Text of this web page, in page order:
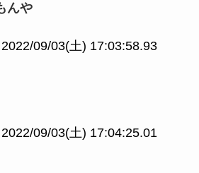
んや
2022/09/03(土) 17:03:58.93
2022/09/03(土) 17:04:25.01